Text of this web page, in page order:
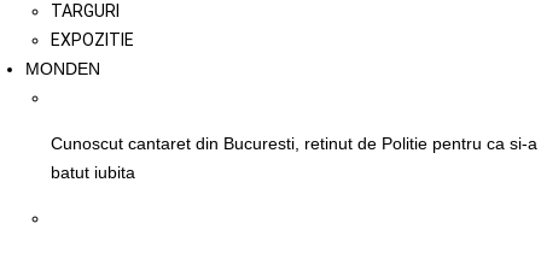
TARGURI
EXPOZITIE
MONDEN
Cunoscut cantaret din Bucuresti, retinut de Politie pentru ca si-a
batut iubita